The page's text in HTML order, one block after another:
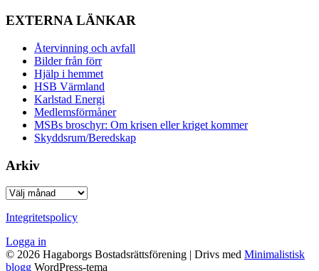
EXTERNA LÄNKAR
Återvinning och avfall
Bilder från förr
Hjälp i hemmet
HSB Värmland
Karlstad Energi
Medlemsförmåner
MSBs broschyr: Om krisen eller kriget kommer
Skyddsrum/Beredskap
Arkiv
Arkiv
Integritetspolicy
Logga in
© 2026 Hagaborgs Bostadsrättsförening | Drivs med Minimalistisk
blogg WordPress-tema